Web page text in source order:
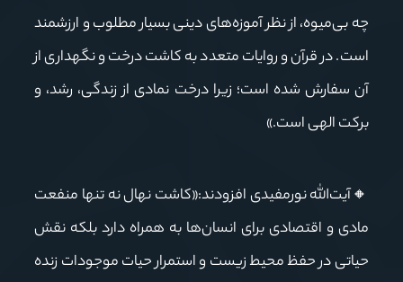
چه بی‌میوه، از نظر آموزه‌های دینی بسیار مطلوب و ارزشمند
است. در قرآن و روایات متعدد به کاشت درخت و نگهداری از
آن سفارش شده است؛ زیرا درخت نمادی از زندگی، رشد، و
برکت الهی است.»
🔸آیت‌الله نورمفیدی افزودند:«کاشت نهال نه تنها منفعت
مادی و اقتصادی برای انسان‌ها به همراه دارد بلکه نقش
حیاتی در حفظ محیط زیست و استمرار حیات موجودات زنده